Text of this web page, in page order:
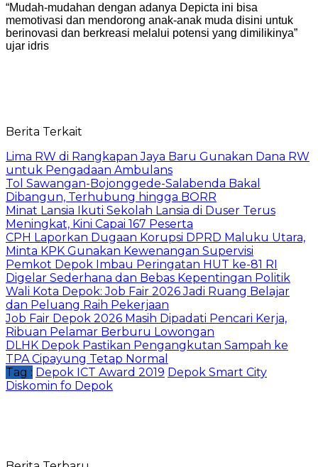
“Mudah-mudahan dengan adanya Depicta ini bisa
memotivasi dan mendorong anak-anak muda disini untuk
berinovasi dan berkreasi melalui potensi yang dimilikinya”
ujar idris
Berita Terkait
Lima RW di Rangkapan Jaya Baru Gunakan Dana RW
untuk Pengadaan Ambulans
Tol Sawangan-Bojonggede-Salabenda Bakal
Dibangun, Terhubung hingga BORR
Minat Lansia Ikuti Sekolah Lansia di Duser Terus
Meningkat, Kini Capai 167 Peserta
CPH Laporkan Dugaan Korupsi DPRD Maluku Utara,
Minta KPK Gunakan Kewenangan Supervisi
Pemkot Depok Imbau Peringatan HUT ke-81 RI
Digelar Sederhana dan Bebas Kepentingan Politik
Wali Kota Depok: Job Fair 2026 Jadi Ruang Belajar
dan Peluang Raih Pekerjaan
Job Fair Depok 2026 Masih Dipadati Pencari Kerja,
Ribuan Pelamar Berburu Lowongan
DLHK Depok Pastikan Pengangkutan Sampah ke
TPA Cipayung Tetap Normal
Tag : Depok ICT Award 2019 Depok Smart City
Diskomin fo Depok